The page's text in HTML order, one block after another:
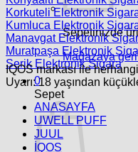
Sepetinizde
Mağazaya
0
Sepet
Korkuteli Elektronik
Kumluca Elektronik
Manavgat Elektronik
Muratpaşa Elektronik
Serik Elektronik Sigara
IQOS markası ile
Uyarı: 18 yaşından
ANASAYFA
UWELL PUFF
JUUL
İQOS